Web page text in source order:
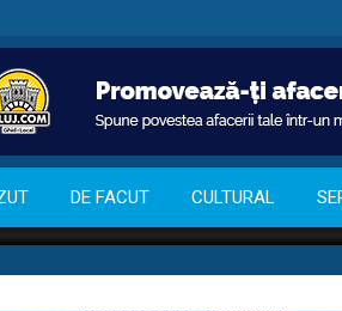
DE FACUT CULTURAL